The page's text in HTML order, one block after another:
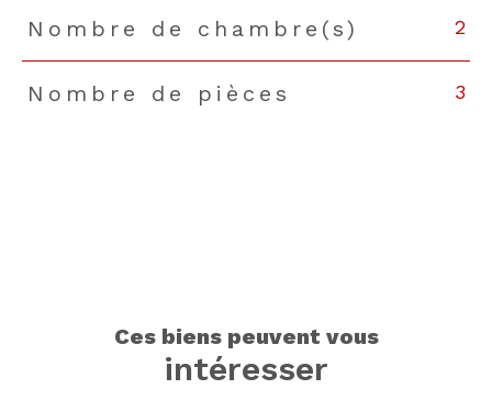
Nombre de chambre(s) 2
Nombre de pièces 3
ces biens peuvent vous
intéresser